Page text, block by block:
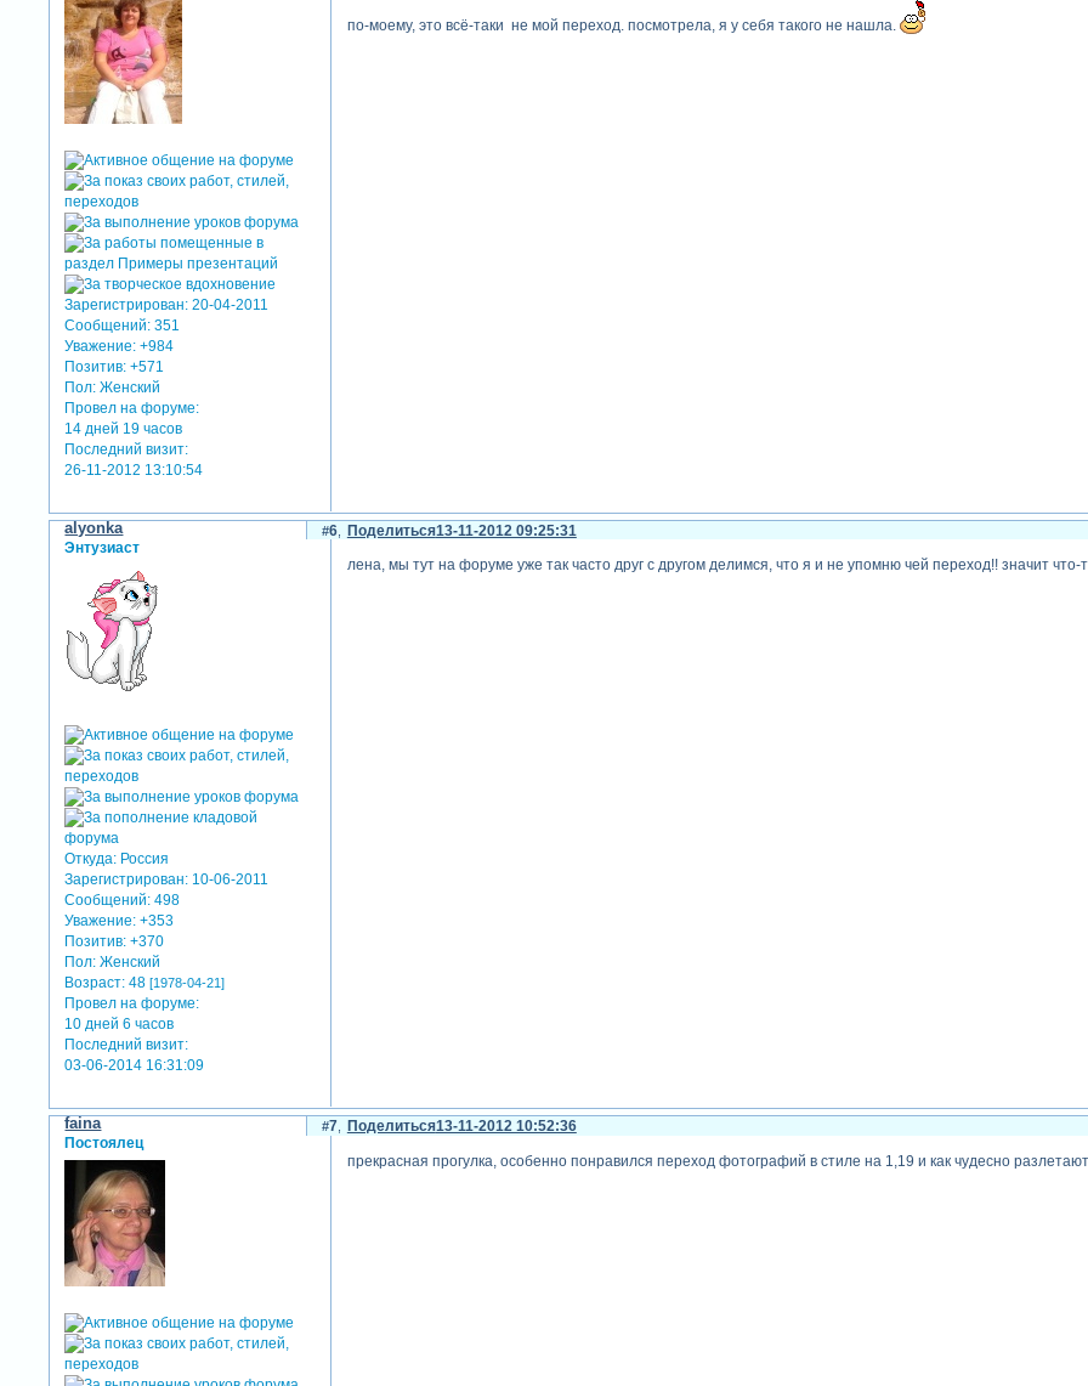
Зарегистрирован: 20-04-2011
Сообщений: 351
Уважение: +984
Позитив: +571
Пол: Женский
Провел на форуме:
14 дней 19 часов
Последний визит:
26-11-2012 13:10:54
по-моему, это всё-таки не мой переход. посмотрела, я у себя такого не нашла.
Поделиться
6 13-11-2012 09:25:31
alyonka
Энтузиаст
Откуда: Россия
Зарегистрирован: 10-06-2011
Сообщений: 498
Уважение: +353
Позитив: +370
Пол: Женский
Возраст: 48[1978-04-21]
Провел на форуме:
10 дней 6 часов
Последний визит:
03-06-2014 16:31:09
лена, мы тут на форуме уже так часто друг с другом делимся, что я и не упомню чей переход!! значит
Поделиться
7 13-11-2012 10:52:36
faina
Постоялец
прекрасная прогулка, особенно понравился переход фотографий в стиле на 1,19 и как чудесно